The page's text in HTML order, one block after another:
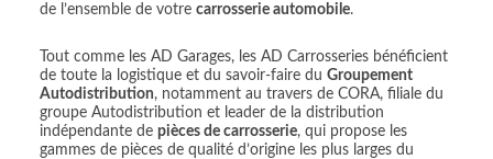
de l’ensemble de votre carrosserie automobile.
Tout comme les AD Garages, les AD Carrosseries bénéficient
de toute la logistique et du savoir-faire du Groupement
Autodistribution, notamment au travers de CORA, filiale du
groupe Autodistribution et leader de la distribution
indépendante de pièces de carrosserie, qui propose les
gammes de pièces de qualité d’origine les plus larges du